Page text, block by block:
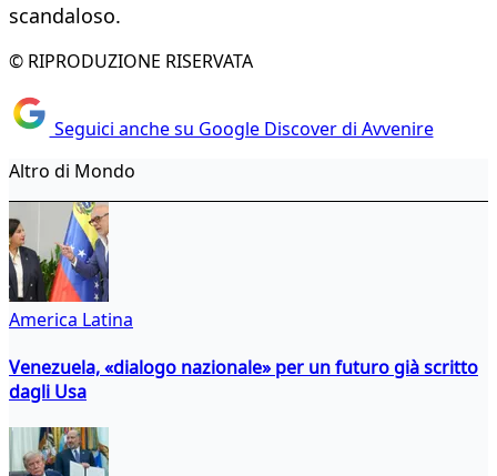
scandaloso.
© RIPRODUZIONE RISERVATA
Seguici anche su Google Discover di Avvenire
Altro di Mondo
America Latina
Venezuela, «dialogo nazionale» per un futuro già scritto
dagli Usa